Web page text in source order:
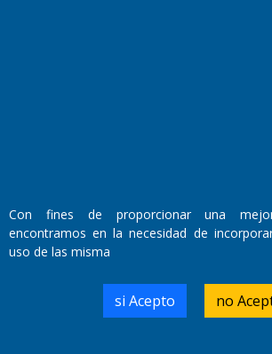
Director Periodístico:
Walter René Goñi
Domicilio Legal: José Ingenieros 855,
Santa Rosa, La Pampa.
Número de Registro DNDA:
Con fines de proporcionar una
encontramos en la necesidad de
uso de las misma
si Acepto no